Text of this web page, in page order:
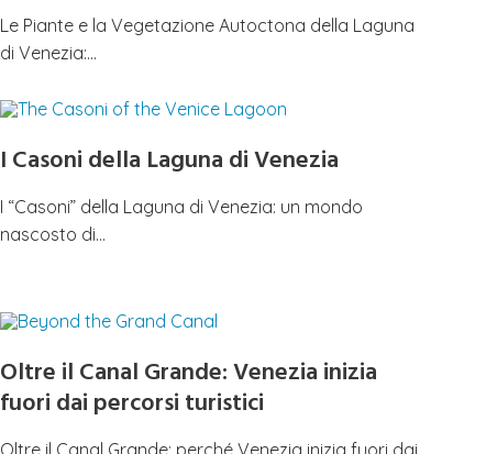
Le Piante e la Vegetazione Autoctona della Laguna
di Venezia:…
I Casoni della Laguna di Venezia
I “Casoni” della Laguna di Venezia: un mondo
nascosto di…
Oltre il Canal Grande: Venezia inizia
fuori dai percorsi turistici
Oltre il Canal Grande: perché Venezia inizia fuori dai